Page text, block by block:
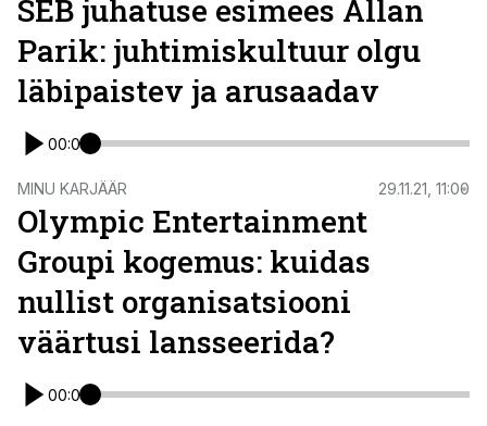
SEB juhatuse esimees Allan
Parik: juhtimiskultuur olgu
läbipaistev ja arusaadav
00:00
ST
MINU KARJÄÄR 29.11.21, 11:00
Olympic Entertainment
Groupi kogemus: kuidas
nullist organisatsiooni
väärtusi lansseerida?
00:00